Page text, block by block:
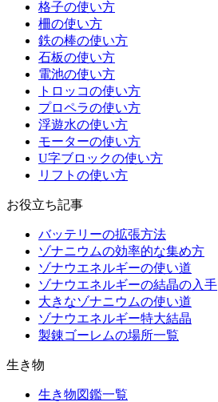
格子の使い方
柵の使い方
鉄の棒の使い方
石板の使い方
電池の使い方
トロッコの使い方
プロペラの使い方
浮遊水の使い方
モーターの使い方
U字ブロックの使い方
リフトの使い方
お役立ち記事
バッテリーの拡張方法
ゾナニウムの効率的な集め方
ゾナウエネルギーの使い道
ゾナウエネルギーの結晶の入手
大きなゾナニウムの使い道
ゾナウエネルギー特大結晶
製錬ゴーレムの場所一覧
生き物
生き物図鑑一覧